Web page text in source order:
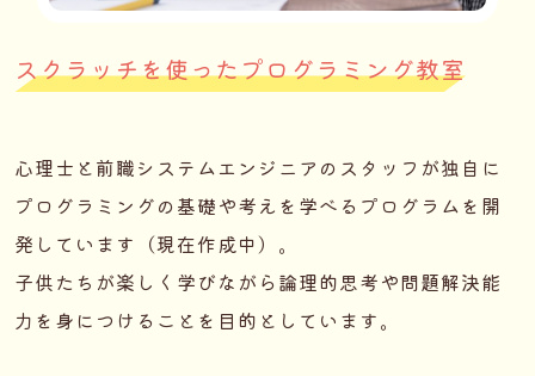
スクラッチを使ったプログラミング教室
心理士と前職システムエンジニアのスタッフが独自に
プログラミングの基礎や考えを学べるプログラムを開
発しています（現在作成中）。
子供たちが楽しく学びながら論理的思考や問題解決能
力を身につけることを目的としています。